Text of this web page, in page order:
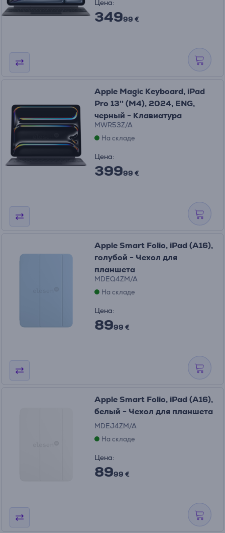
Цена:
34999 €
Apple Magic Keyboard, iPad
Pro 13'' (M4), 2024, ENG,
черный - Клавиатура
MWR53Z/A
На складе
Цена:
39999 €
Apple Smart Folio, iPad (A16),
голубой - Чехол для
планшета
MDEQ4ZM/A
На складе
Цена:
8999 €
Apple Smart Folio, iPad (A16),
белый - Чехол для планшета
MDEJ4ZM/A
На складе
Цена:
8999 €